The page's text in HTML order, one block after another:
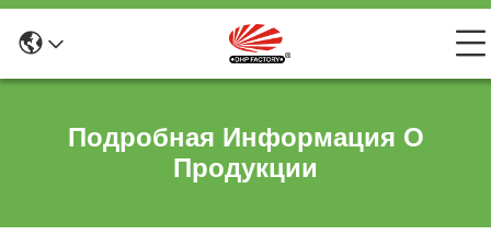
Подробная Информация О
Продукции